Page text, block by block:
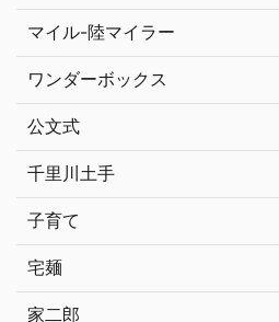
マイル-陸マイラー
ワンダーボックス
公文式
千里川土手
子育て
宅麺
家二郎